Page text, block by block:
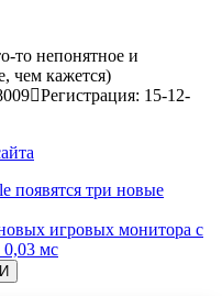
то непонятное и
чем кажется)
Регистрация: 15-12-
появятся три новые
игровых монитора с
мс